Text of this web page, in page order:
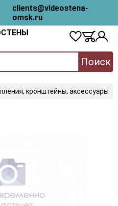
clients@videostena-
omsk.ru
Поиск
кронштейны, аксессуары